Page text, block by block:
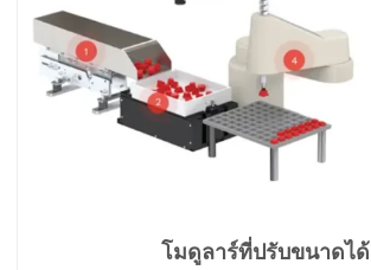
โมดูลาร์ที่ปรับขนาดได้